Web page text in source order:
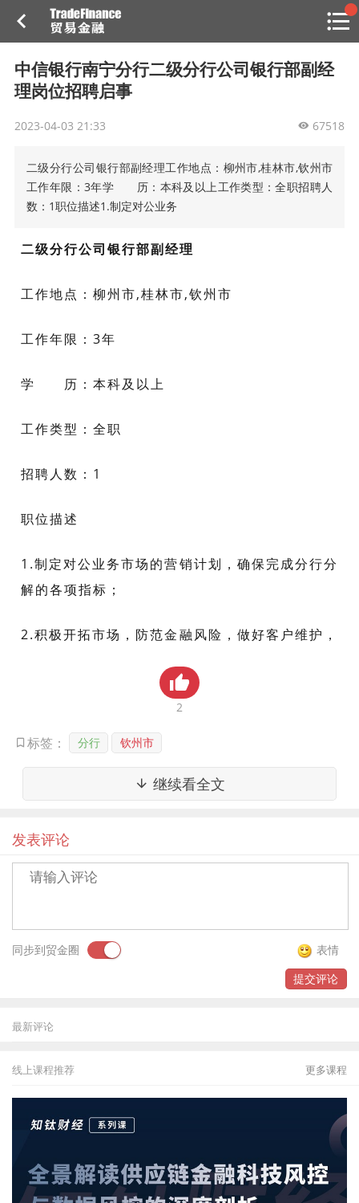
中信银行南宁分行二级分行公司银行部副经
理岗位招聘启事
2023-04-03 21:33 67518
二级分行公司银行部副经理工作地点：柳州市,桂林市,钦州市
工作年限：3年学 历：本科及以上工作类型：全职招聘人
数：1职位描述1.制定对公业务
二级分行公司银行部副经理
工作地点： 柳州市,桂林市,钦州市
工作年限： 3年
学 历： 本科及以上
工作类型： 全职
招聘人数： 1
职位描述
1.制定对公业务市场的营销计划，确保完成分行分
解的各项指标；
2.积极开拓市场，防范金融风险，做好客户维护，
3.培养和管理好公司客户经理队伍，加强指导，监
督考核，以适应分行业务发展对营销人才的需求，
确保团队高效运作；
4.完成上级领导交办的其他工作事项。
任职要求
2.具有国家认可的全日制本科或以上学历；
验；
5.在原单位年度考核良好及以上；
6.积极乐观，身心健康，具有较强的学习创新能力
和团队合作意识；
2
标签： 分行 钦州市
继续看全文
发表评论
同步到贸金圈
表情
提交评论
最新评论
线上课程推荐 更多课程
热
点
栏
目
贸金说图
专家投稿
贸金招聘
贸金微博
贸金书店
贸金投融
（投融资信息平台）
活动
研习社
消息
贸金书城